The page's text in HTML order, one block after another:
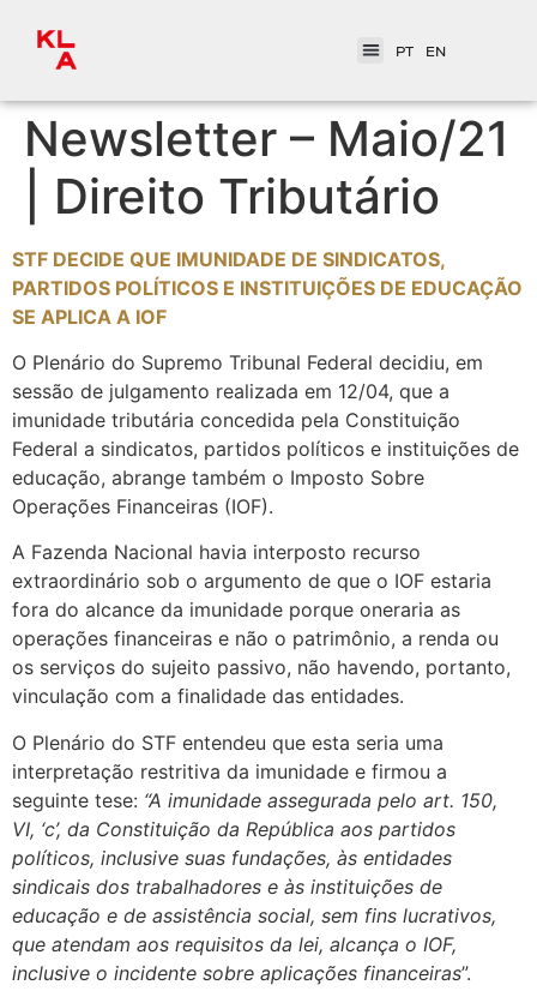
PT EN
Newsletter – Maio/21
| Direito Tributário
STF DECIDE QUE IMUNIDADE DE SINDICATOS,
PARTIDOS POLÍTICOS E INSTITUIÇÕES DE EDUCAÇÃO
SE APLICA A IOF
O Plenário do Supremo Tribunal Federal decidiu, em
sessão de julgamento realizada em 12/04, que a
imunidade tributária concedida pela Constituição
Federal a sindicatos, partidos políticos e instituições de
educação, abrange também o Imposto Sobre
Operações Financeiras (IOF).
A Fazenda Nacional havia interposto recurso
extraordinário sob o argumento de que o IOF estaria
fora do alcance da imunidade porque oneraria as
operações financeiras e não o patrimônio, a renda ou
os serviços do sujeito passivo, não havendo, portanto,
vinculação com a finalidade das entidades.
O Plenário do STF entendeu que esta seria uma
interpretação restritiva da imunidade e firmou a
seguinte tese: “A imunidade assegurada pelo art. 150,
VI, ‘c’, da Constituição da República aos partidos
políticos, inclusive suas fundações, às entidades
sindicais dos trabalhadores e às instituições de
educação e de assistência social, sem fins lucrativos,
que atendam aos requisitos da lei, alcança o IOF,
inclusive o incidente sobre aplicações financeiras”.